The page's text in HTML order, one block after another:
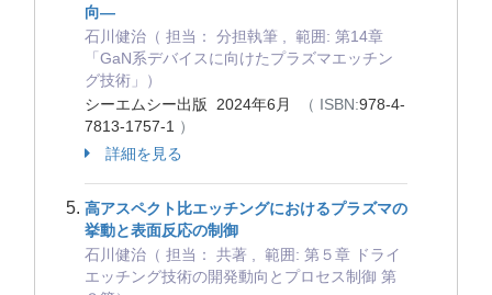
向―
石川健治（ 担当： 分担執筆 , 範囲: 第14章
「GaN系デバイスに向けたプラズマエッチン
グ技術」）
シーエムシー出版 2024年6月
（ ISBN:978-4-
7813-1757-1 ）
詳細を見る
高アスペクト比エッチングにおけるプラズマの
挙動と表面反応の制御
石川健治（ 担当： 共著 , 範囲: 第５章 ドライ
エッチング技術の開発動向とプロセス制御 第